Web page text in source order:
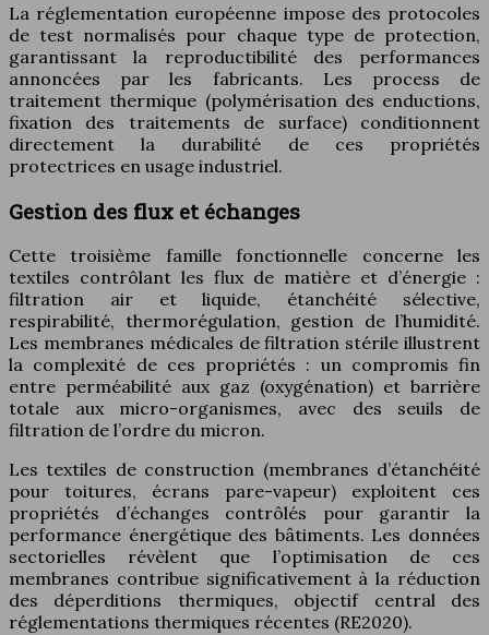
La réglementation européenne impose des protocoles
de test normalisés pour chaque type de protection,
garantissant la reproductibilité des performances
annoncées par les fabricants. Les process de
traitement thermique (polymérisation des enductions,
fixation des traitements de surface) conditionnent
directement la durabilité de ces propriétés
protectrices en usage industriel.
Gestion des flux et échanges
Cette troisième famille fonctionnelle concerne les
textiles contrôlant les flux de matière et d’énergie :
filtration air et liquide, étanchéité sélective,
respirabilité, thermorégulation, gestion de l’humidité.
Les membranes médicales de filtration stérile illustrent
la complexité de ces propriétés : un compromis fin
entre perméabilité aux gaz (oxygénation) et barrière
totale aux micro-organismes, avec des seuils de
filtration de l’ordre du micron.
Les textiles de construction (membranes d’étanchéité
pour toitures, écrans pare-vapeur) exploitent ces
propriétés d’échanges contrôlés pour garantir la
performance énergétique des bâtiments. Les données
sectorielles révèlent que l’optimisation de ces
membranes contribue significativement à la réduction
des déperditions thermiques, objectif central des
réglementations thermiques récentes (RE2020).